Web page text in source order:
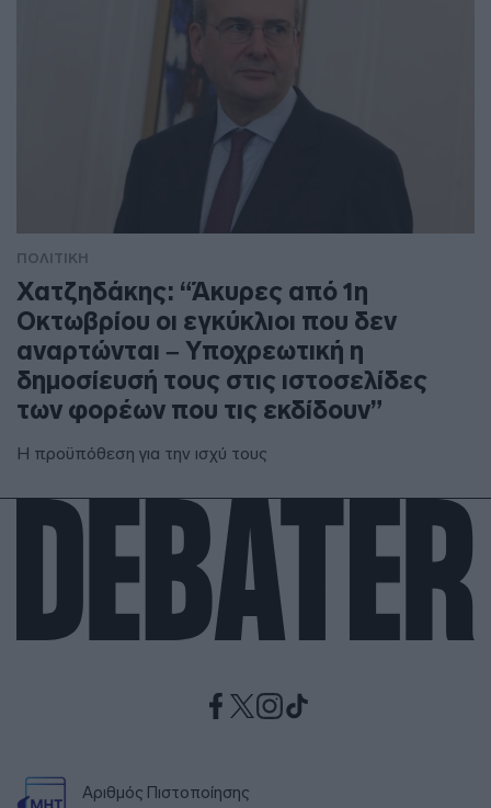
ΠΟΛΙΤΙΚΗ
Χατζηδάκης: “Άκυρες από 1η
Οκτωβρίου οι εγκύκλιοι που δεν
αναρτώνται – Υποχρεωτική η
δημοσίευσή τους στις ιστοσελίδες
των φορέων που τις εκδίδουν”
Η προϋπόθεση για την ισχύ τους
Αριθμός Πιστοποίησης